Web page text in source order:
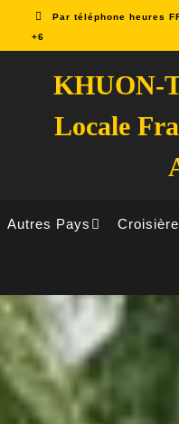
Par téléphone heures
+6
KHUON-
Locale
Autres Pays